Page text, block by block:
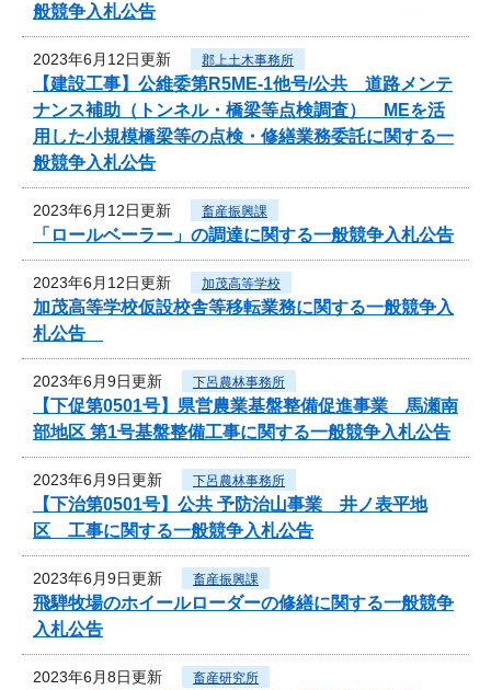
般競争入札公告
2023年6月12日更新 郡上土木事務所
【建設工事】公維委第R5ME-1他号/公共 道路メンテ
ナンス補助（トンネル・橋梁等点検調査） MEを活
用した小規模橋梁等の点検・修繕業務委託に関する一
般競争入札公告
2023年6月12日更新 畜産振興課
「ロールベーラー」の調達に関する一般競争入札公告
2023年6月12日更新 加茂高等学校
加茂高等学校仮設校舎等移転業務に関する一般競争入
札公告
2023年6月9日更新 下呂農林事務所
【下促第0501号】県営農業基盤整備促進事業 馬瀬南
部地区 第1号基盤整備工事に関する一般競争入札公告
2023年6月9日更新 下呂農林事務所
【下治第0501号】公共 予防治山事業 井ノ表平地
区 工事に関する一般競争入札公告
2023年6月9日更新 畜産振興課
飛騨牧場のホイールローダーの修繕に関する一般競争
入札公告
2023年6月8日更新 畜産研究所